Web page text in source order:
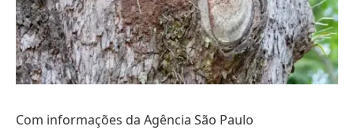
Com informações da Agência São Paulo